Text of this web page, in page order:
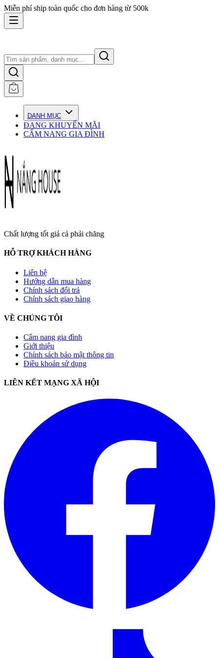
Miễn phí ship toàn quốc cho đơn hàng từ 500k
DANH MỤC
ĐANG KHUYẾN MÃI
CẨM NANG GIA ĐÌNH
Chất lượng tốt giá cả phải chăng
HỖ TRỢ KHÁCH HÀNG
Liên hệ
Hướng dẫn mua hàng
Chính sách đổi trả
Chính sách giao hàng
VỀ CHÚNG TÔI
Cẩm nang gia đình
Giới thiệu
Chính sách bảo mật thông tin
Điều khoản sử dụng
LIÊN KẾT MẠNG XÃ HỘI